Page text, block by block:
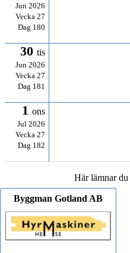
Jun 2026
Vecka 27
Dag 180
30 tis
Jun 2026
Vecka 27
Dag 181
1 ons
Jul 2026
Vecka 27
Dag 182
Här lämnar du
Byggman Gotland AB